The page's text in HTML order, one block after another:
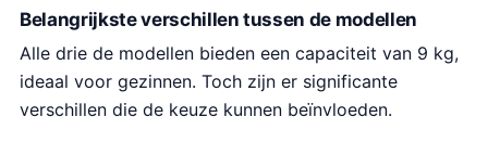
Belangrijkste verschillen tussen de modellen
Alle drie de modellen bieden een capaciteit van 9 kg,
ideaal voor gezinnen. Toch zijn er significante
verschillen die de keuze kunnen beïnvloeden.